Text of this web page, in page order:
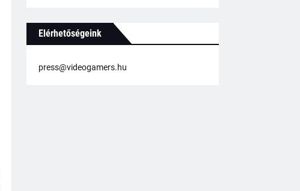
Elérhetőségeink
press@videogamers.hu